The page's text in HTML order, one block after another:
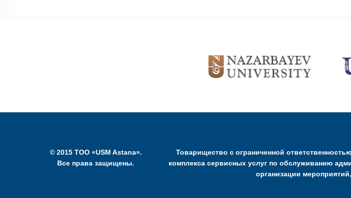
© 2015 ТОО «USM Astana».
Все права защищены.
Товарищество с ограниченной
комплекса сервисных услуг по обслуживанию
организации